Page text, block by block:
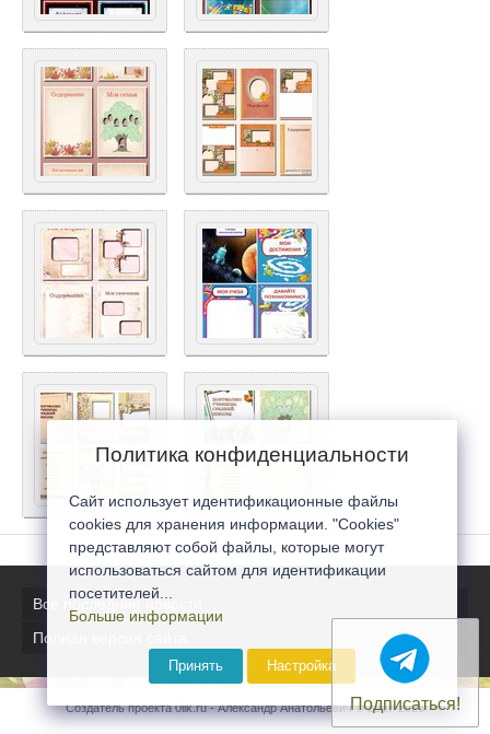
Все последние новости
Полная версия сайта
Создатель проекта 0lik.ru - Александр Анатольевич © 2007-2026
Подписаться!
Политика конфиденциальности
Сайт использует идентификационные файлы
cookies для хранения информации. "Cookies"
представляют собой файлы, которые могут
использоваться сайтом для идентификации
посетителей...
Больше информации
Принять Настройка